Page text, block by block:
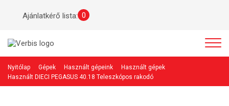
Ajánlatkérő lista: 0
Nyitólap Gépek Használt gépeink
Használt gépek
Használt DIECI PEGASUS 40.18 Teleszkópos rakodó